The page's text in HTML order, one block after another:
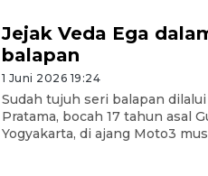
Jejak Veda Ega
balapan
1 Juni 2026 19:24
Sudah tujuh seri balapan dilalui
Pratama, bocah 17 tahun asal
Yogyakarta, di ajang Moto3